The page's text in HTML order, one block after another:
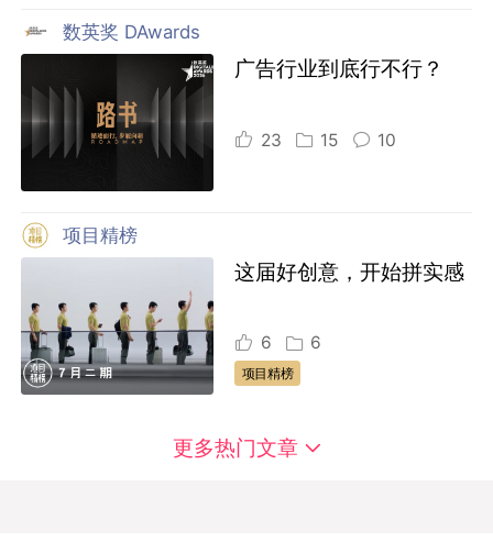
数英奖 DAwards
广告行业到底行不行？
23 15 10
项目精榜
这届好创意，开始拼实感
6 6
项目精榜
更多热门文章